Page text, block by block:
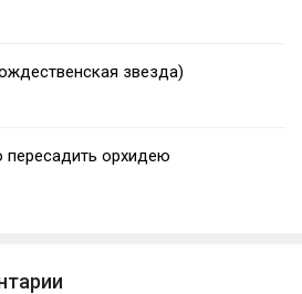
звезда)
пересадить орхидею